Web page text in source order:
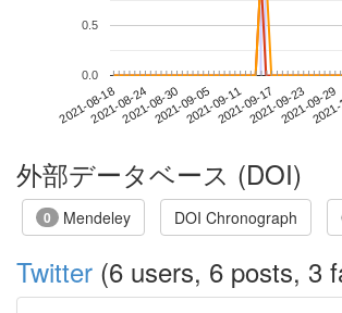
2021-08-182021-08-242021-08-302021-09-052021-09-112021-09-172021-09-232021-09-29
0.0
0.5
外部データベース (DOI)
0 Mendeley DOI Chronograph
Twitter (6 users, 6 posts, 3